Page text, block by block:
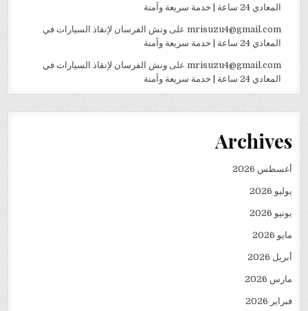
المعادي 24 ساعة | خدمة سريعة وآمنة
mrisuzu4@gmail.comعلى ونش الفرسان لإنقاذ السيارات في
المعادي 24 ساعة | خدمة سريعة وآمنة
mrisuzu4@gmail.comعلى ونش الفرسان لإنقاذ السيارات في
المعادي 24 ساعة | خدمة سريعة وآمنة
Archives
أغسطس 2026
يوليو 2026
يونيو 2026
مايو 2026
أبريل 2026
مارس 2026
فبراير 2026